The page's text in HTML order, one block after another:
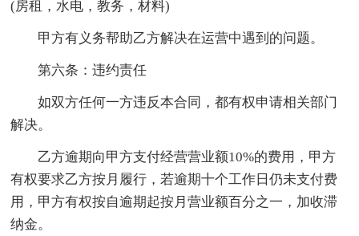
(房租，水电，教务，材料)
甲方有义务帮助乙方解决在运营中遇到的问题。
第六条：违约责任
如双方任何一方违反本合同，都有权申请相关部门
解决。
乙方逾期向甲方支付经营营业额10%的费用，甲方
有权要求乙方按月履行，若逾期十个工作日仍未支付费
用，甲方有权按自逾期起按月营业额百分之一，加收滞
纳金。